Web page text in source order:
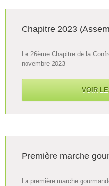
Chapitre 2023
Le 26ème Chapitre de la
novembre 2023
VOIR
Première marche
La première marche